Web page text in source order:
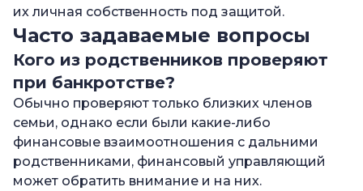
их личная собственность под защитой.
Часто задаваемые вопросы
Кого из родственников проверяют
при банкротстве?
Обычно проверяют только близких членов
семьи, однако если были какие-либо
финансовые взаимоотношения с дальними
родственниками, финансовый управляющий
может обратить внимание и на них.